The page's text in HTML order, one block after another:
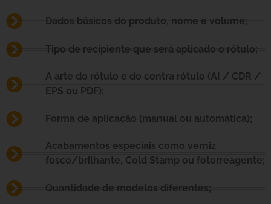
Dados básicos do produto, nome e volume;
Tipo de recipiente que será aplicado o rótulo;
A arte do rótulo e do contra rótulo (AI / CDR /
EPS ou PDF);
Forma de aplicação (manual ou automática);
Acabamentos especiais como verniz
fosco/brilhante, Cold Stamp ou fotorreagente;
Quantidade de modelos diferentes;